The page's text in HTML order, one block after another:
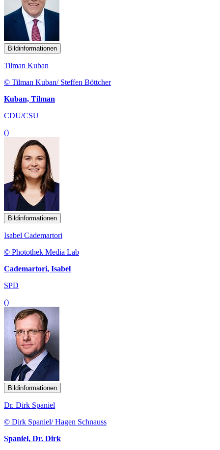
Bildinformationen
Tilman Kuban
© Tilman Kuban/ Steffen Böttcher
Kuban, Tilman
CDU/CSU
()
Bildinformationen
Isabel Cademartori
© Photothek Media Lab
Cademartori, Isabel
SPD
()
Bildinformationen
Dr. Dirk Spaniel
© Dirk Spaniel/ Hagen Schnauss
Spaniel, Dr. Dirk